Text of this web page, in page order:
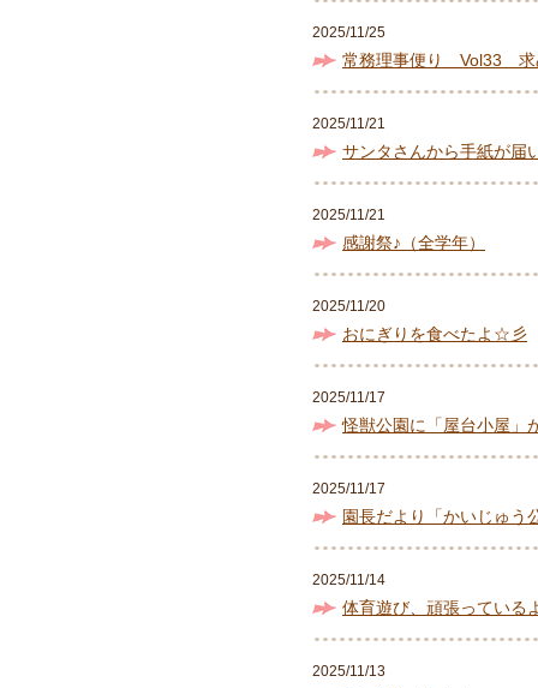
2025/11/25
常務理事便り Vol33 求
2025/11/21
サンタさんから手紙が届
2025/11/21
感謝祭♪（全学年）
2025/11/20
おにぎりを食べたよ☆彡
2025/11/17
怪獣公園に「屋台小屋」
2025/11/17
園長だより「かいじゅ
2025/11/14
体育遊び、頑張っている
2025/11/13